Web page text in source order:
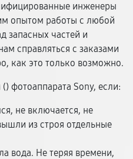
инженеры
опытом работы с любой
запасных частей и
справляться с заказами
как это только возможно.
() фотоаппарата Sony, если:
не включается, не
из строя отдельные
вода. Не теряя времени,